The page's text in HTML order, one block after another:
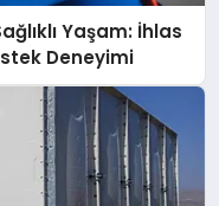
Yaşam: İhlas
Deneyimi